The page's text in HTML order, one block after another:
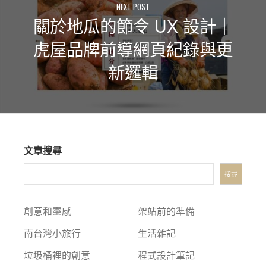
NEXT POST
關於地瓜的節令 UX 設計｜
虎屋品牌前導網頁紀錄與更
新邏輯
文章搜尋
搜尋
創意和靈感
南台灣小旅行
垃圾桶裡的創意
架站前的準備
生活雜記
程式設計筆記